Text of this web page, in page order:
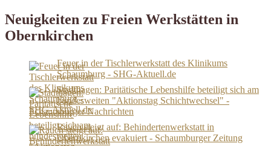
Neuigkeiten zu Freien Werkstätten in
Obernkirchen
Feuer in der Tischlerwerkstatt des Klinikums
Schaumburg - SHG-Aktuell.de
Stadthagen: Paritätische Lebenshilfe beteiligt sich am
bundesweiten "Aktionstag Schichtwechsel" -
Schaumburger Nachrichten
Rauch steigt auf: Behindertenwerkstatt in
Obernkirchen evakuiert - Schaumburger Zeitung